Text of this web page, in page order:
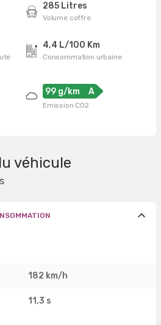
285 Litres
Volume coffre
4,4 L/100 Km
Consommation urbaine
99 g/km A
Emission CO2
véhicule
182 km/h
11,3 s